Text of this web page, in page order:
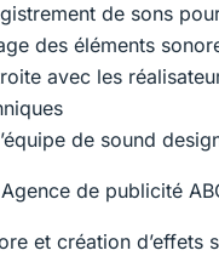
de sons
des éléments
avec les
de sound
de publicité
et création